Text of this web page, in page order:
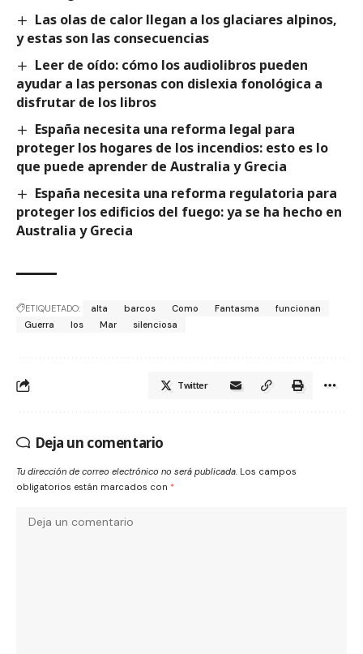
Las olas de calor llegan a los glaciares alpinos,
y estas son las consecuencias
Leer de oído: cómo los audiolibros pueden
ayudar a las personas con dislexia fonológica a
disfrutar de los libros
España necesita una reforma legal para
proteger los hogares de los incendios: esto es lo
que puede aprender de Australia y Grecia
España necesita una reforma regulatoria para
proteger los edificios del fuego: ya se ha hecho en
Australia y Grecia
ETIQUETADO: alta barcos Como Fantasma
funcionan
Guerra
los Mar silenciosa
Twitter
Deja un comentario
Tu dirección de correo electrónico no será publicada. Los campos
obligatorios están marcados con *